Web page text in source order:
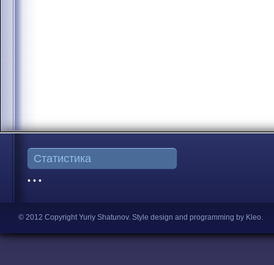
Статистика
• • •
© 2012 Copyright Yuriy Shatunov. Style design and programming by Kleo.